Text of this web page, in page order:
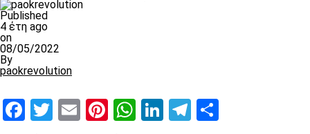
Published
4 έτη ago
on
08/05/2022
By
paokrevolution
Facebook
Twitter
EmailPinterest
WhatsApp
LinkedIn
Telegram